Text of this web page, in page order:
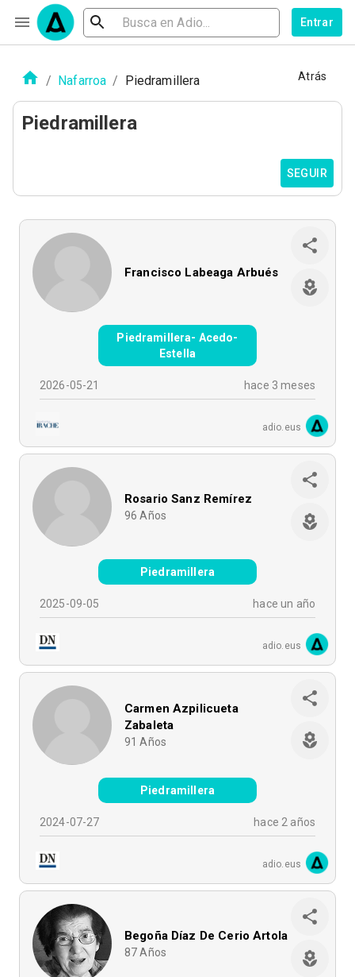
Entrar
/ Nafarroa / Piedramillera Atrás
Piedramillera
SEGUIR
Francisco Labeaga Arbués
Piedramillera- Acedo-
Estella
2026-05-21 hace 3 meses
adio.eus
Rosario Sanz Remírez
96 Años
Piedramillera
2025-09-05 hace un año
adio.eus
Carmen Azpilicueta
Zabaleta
91 Años
Piedramillera
2024-07-27 hace 2 años
adio.eus
Begoña Díaz De Cerio Artola
87 Años